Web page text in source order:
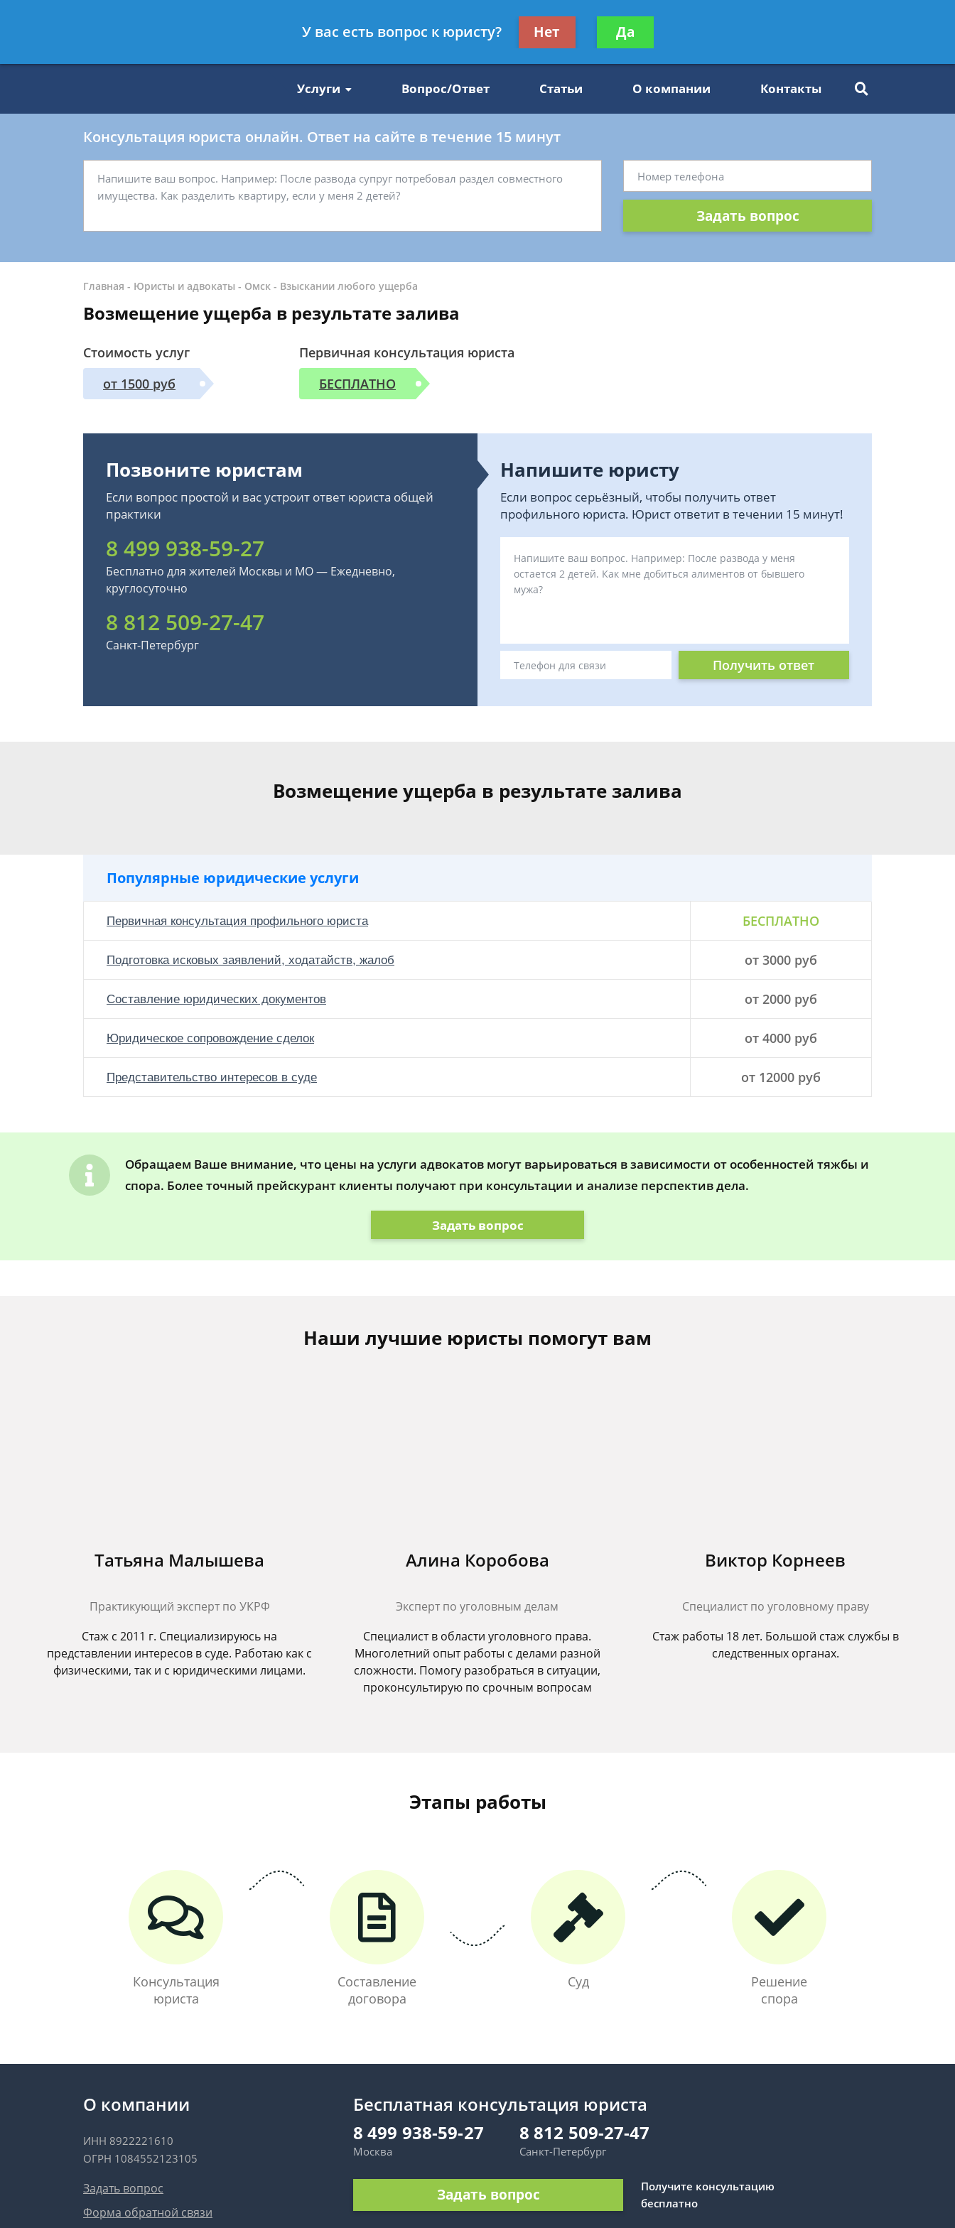
8 812 509-27-47
Получите консультацию
бесплатно
Услуги Вопрос/Ответ Статьи О компании Контакты
Консультация юриста онлайн. Ответ на сайте в течение 15 минут
Задать вопрос
Главная - Юристы и адвокаты - Омск - Взыскании любого ущерба
Возмещение ущерба в результате залива
Стоимость услуг
от 1500 руб
Первичная консультация юриста
БЕСПЛАТНО
Позвоните юристам
Если вопрос простой и вас устроит ответ юриста общей
практики
8 499 938-59-27
Бесплатно для жителей Москвы и МО — Ежедневно,
круглосуточно
8 812 509-27-47
Санкт-Петербург
Напишите юристу
Если вопрос серьёзный, чтобы получить ответ
профильного юриста. Юрист ответит в течении 15 минут!
Получить ответ
Возмещение ущерба в результате залива
Популярные юридические услуги
Первичная консультация профильного юриста БЕСПЛАТНО
Подготовка исковых заявлений, ходатайств, жалоб от 3000 руб
Составление юридических документов от 2000 руб
Юридическое сопровождение сделок от 4000 руб
Представительство интересов в суде от 12000 руб
Обращаем Ваше внимание, что цены на услуги адвокатов могут варьироваться в зависимости от особенностей тяжбы и
спора. Более точный прейскурант клиенты получают при консультации и анализе перспектив дела.
Задать вопрос
Наши лучшие юристы помогут вам
Татьяна Малышева
Практикующий эксперт по УКРФ
Стаж с 2011 г. Специализируюсь на
представлении интересов в суде. Работаю как с
физическими, так и с юридическими лицами.
Алина Коробова
Эксперт по уголовным делам
Специалист в области уголовного права.
Многолетний опыт работы с делами разной
сложности. Помогу разобраться в ситуации,
проконсультирую по срочным вопросам
Виктор Корнеев
Cпециалист по уголовному праву
Стаж работы 18 лет. Большой стаж службы в
следственных органах.
Этапы работы
Консультация
юриста
Составление
договора
Суд
Решение
спора
О компании
ИНН 8922221610
ОГРН 1084552123105
Задать вопрос
Форма обратной связи
Бесплатная консультация юриста
8 499 938-59-27
Москва
8 812 509-27-47
Санкт-Петербург
Задать вопрос
Получите консультацию
бесплатно
У вас есть вопрос к юристу? Нет Да